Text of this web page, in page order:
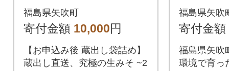
極の生みそ 2kg 無添
加 麹味噌 味噌汁 天然
福島県矢吹町
寄付金額 10,000円
【お申込み後 蔵出し袋詰め】
蔵出し直送、究極の生みそ ~2
7年産米
福島県矢吹
寄付金額
福島県矢吹
環境で育っ